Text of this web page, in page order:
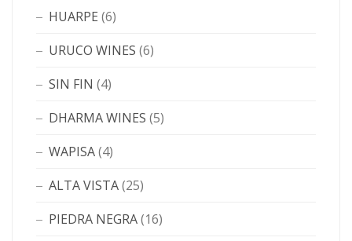
HUARPE (6)
URUCO WINES (6)
SIN FIN (4)
DHARMA WINES (5)
WAPISA(4)
ALTA VISTA(25)
PIEDRA NEGRA(16)